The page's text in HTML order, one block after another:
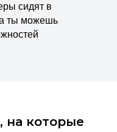
сидят в
ты можешь
на которые